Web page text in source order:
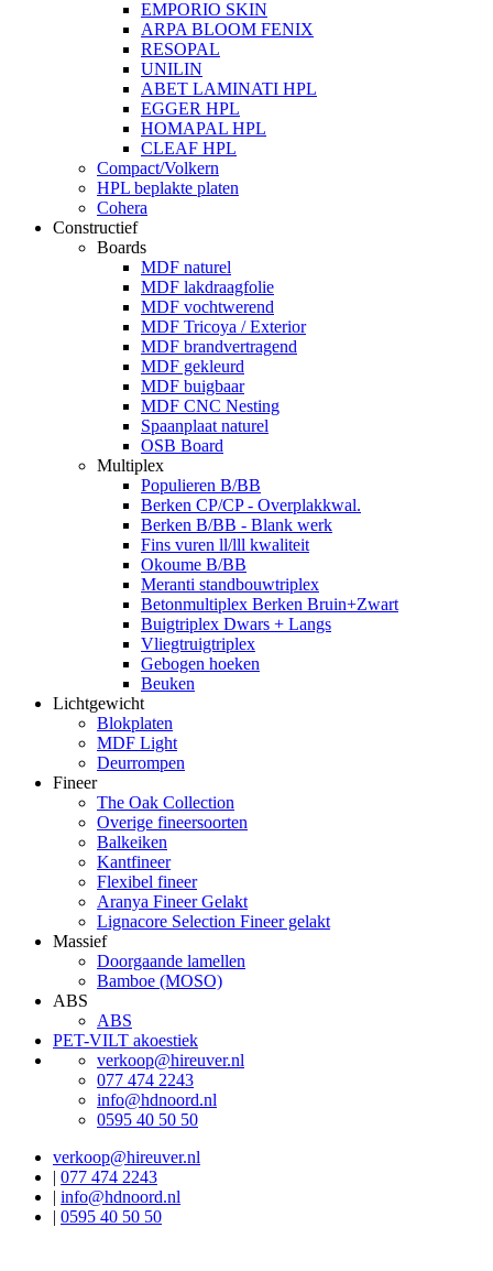
EMPORIO SKIN
ARPA BLOOM FENIX
RESOPAL
UNILIN
ABET LAMINATI HPL
EGGER HPL
HOMAPAL HPL
CLEAF HPL
Compact/Volkern
HPL beplakte platen
Cohera
Constructief
Boards
MDF naturel
MDF lakdraagfolie
MDF vochtwerend
MDF Tricoya / Exterior
MDF brandvertragend
MDF gekleurd
MDF buigbaar
MDF CNC Nesting
Spaanplaat naturel
OSB Board
Multiplex
Populieren B/BB
Berken CP/CP - Overplakkwal.
Berken B/BB - Blank werk
Fins vuren ll/lll kwaliteit
Okoume B/BB
Meranti standbouwtriplex
Betonmultiplex Berken Bruin+Zwart
Buigtriplex Dwars + Langs
Vliegtruigtriplex
Gebogen hoeken
Beuken
Lichtgewicht
Blokplaten
MDF Light
Deurrompen
Fineer
The Oak Collection
Overige fineersoorten
Balkeiken
Kantfineer
Flexibel fineer
Aranya Fineer Gelakt
Lignacore Selection Fineer gelakt
Massief
Doorgaande lamellen
Bamboe (MOSO)
ABS
ABS
PET-VILT akoestiek
verkoop@hireuver.nl
077 474 2243
info@hdnoord.nl
0595 40 50 50
verkoop@hireuver.nl
| 077 474 2243
| info@hdnoord.nl
| 0595 40 50 50